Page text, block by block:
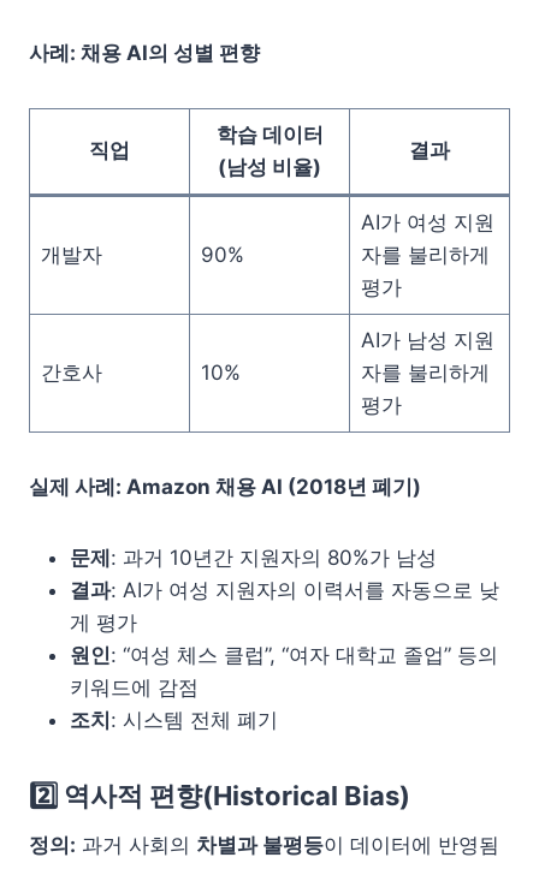
사례: 채용 AI의 성별 편향
직업
학습 데이터
(남성 비율)
결과
개발자 90%
AI가 여성 지원
자를 불리하게
평가
간호사 10%
AI가 남성 지원
자를 불리하게
평가
실제 사례: Amazon 채용 AI (2018년 폐기)
문제 : 과거 10년간 지원자의 80%가 남성
결과: AI가 여성 지원자의 이력서를 자동으로 낮
게 평가
원인: “여성 체스 클럽”, “여자 대학교 졸업” 등의
키워드에 감점
조치 : 시스템 전체 폐기
2️⃣ 역사적 편향(Historical Bias)
정의: 과거 사회의 차별과 불평등이 데이터에 반영됨